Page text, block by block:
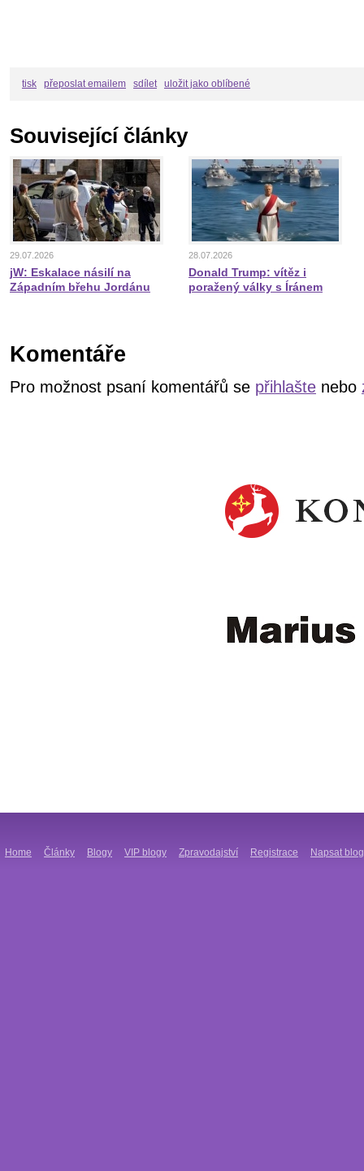
tisk přeposlat emailem sdílet uložit jako oblíbené
Související články
29.07.2026
jW: Eskalace násilí na
Západním břehu Jordánu
28.07.2026
Donald Trump: vítěz i
poražený války s Íránem
Komentáře
Pro možnost psaní komentářů se přihlašte nebo
Home Články Blogy VIP blogy Zpravodajství Registrace Napsat blog